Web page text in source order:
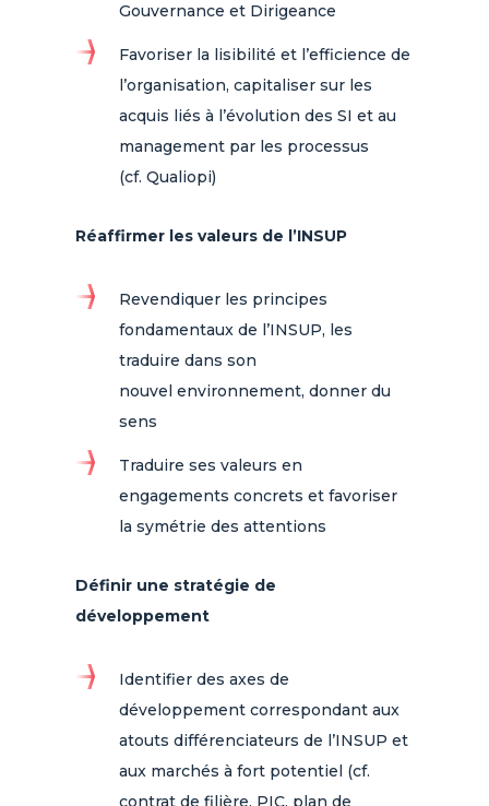
Gouvernance et Dirigeance​
Favoriser la lisibilité et l’efficience de
l’organisation, capitaliser sur les
acquis liés à l’évolution des SI et au
management par les processus
(cf. Qualiopi)
Réaffirmer les valeurs de l’INSUP
Revendiquer les principes
fondamentaux de l’INSUP, les
traduire dans son
nouvel environnement, donner du
sens​
Traduire ses valeurs en
engagements concrets et favoriser
la symétrie des attentions
Définir une stratégie de
développement
Identifier des axes de
développement correspondant aux
atouts différenciateurs de l’INSUP et
aux marchés à fort potentiel (cf.
contrat de filière, PIC, plan de